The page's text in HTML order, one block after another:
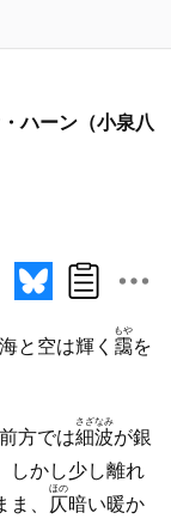
ハーン（小泉八
と空は輝く 靄
もや
を
方では細波
さざなみ
が銀
しかし少し離れ
、
仄
ほの
暗い暖か